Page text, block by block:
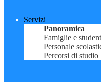
Servizi
Panoramica
Famiglie e
Personale
Percorsi di studio